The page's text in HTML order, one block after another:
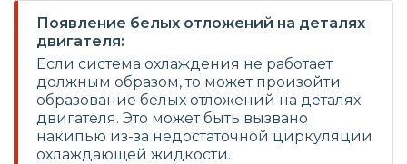
Появление белых отложений на деталях
двигателя:
Если система охлаждения не работает
должным образом, то может произойти
образование белых отложений на деталях
двигателя. Это может быть вызвано
накипью из-за недостаточной циркуляции
охлаждающей жидкости.